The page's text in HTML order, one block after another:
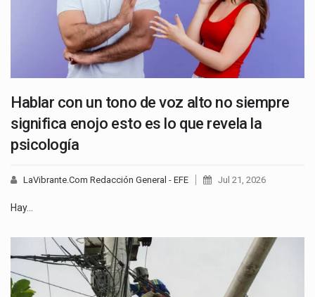
Hablar con un tono de voz alto no siempre
significa enojo esto es lo que revela la
psicología
LaVibrante.Com Redacción General - EFE Jul 21, 2026
Hay…